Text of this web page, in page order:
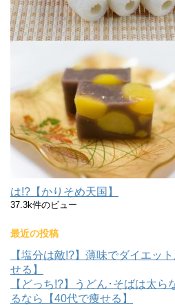
は!?【かりそめ天国】
37.3k件のビュー
最近の投稿
【塩分は敵!?】薄味でダイエッ
せる】
【どっち!?】うどん･そばは太
るなら【40代で痩せる】